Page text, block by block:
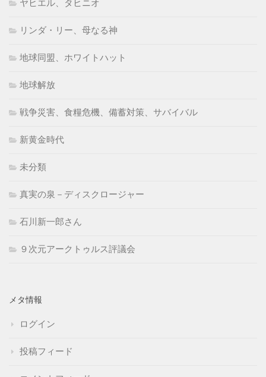
ヤヒエル、タヒニオ
リンダ・リー、母なる神
地球同盟、ホワイトハット
地球解放
戦争災害、食糧危機、備蓄対策、サバイバル
新黄金時代
未分類
真実の泉－ディスクロージャー
石川新一郎さん
９次元アークトゥルス評議会
メタ情報
ログイン
投稿フィード